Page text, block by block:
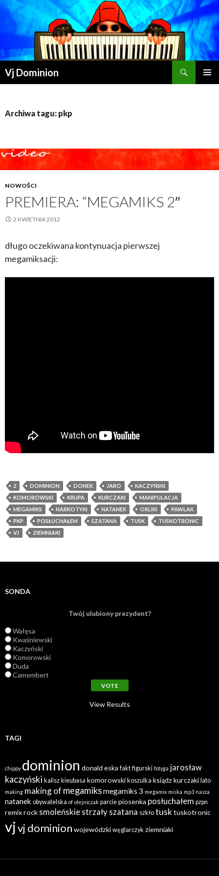
Vj Dominion
Szukaj
PRZESKOCZ DO TREŚCI
Archiwa tagu: pkp
NOWOŚCI
PREMIERA: “MEGAMIKS 2″
2 KWIETNIA 2012
długo oczekiwana kontynuacja pierwszej
megamiksacji:
2 DOMINION DONEK JARO
KACZYŃSKI
KOMOROWSKI
KRUPA KURCZAKI
MANIPULACJA
MEGAMIKS
NARKOTYKI NATANEK ORLIKI
PAWLAK
PKP
POSŁUCHAŁEM SZATANA TUSK
TUSKOTRONIC
VJ
ZIEMNIAKI
SONDA
Twój ulubiony prezydent?
Wałęsa
Kwaśniewski
Kaczyński
Komorowski
Duda
Camembert
View Results
TAGI
chippy dominion donald eska fakt figurski fotyga jarosław
kaczyński kalisz kieubasa komorowski koszulka ksiądz kurczaki lato
making making of megamiksmegamiks 3 megamix miska mp3 nasza
natanek obywatelska of olejniczak parcie piosenka posłuchałem pzpn
remixrock smoleńskie strzały szatana szkło tusk tuskotronic
vjvj dominion wojewódzki węglarczyk ziemniaki